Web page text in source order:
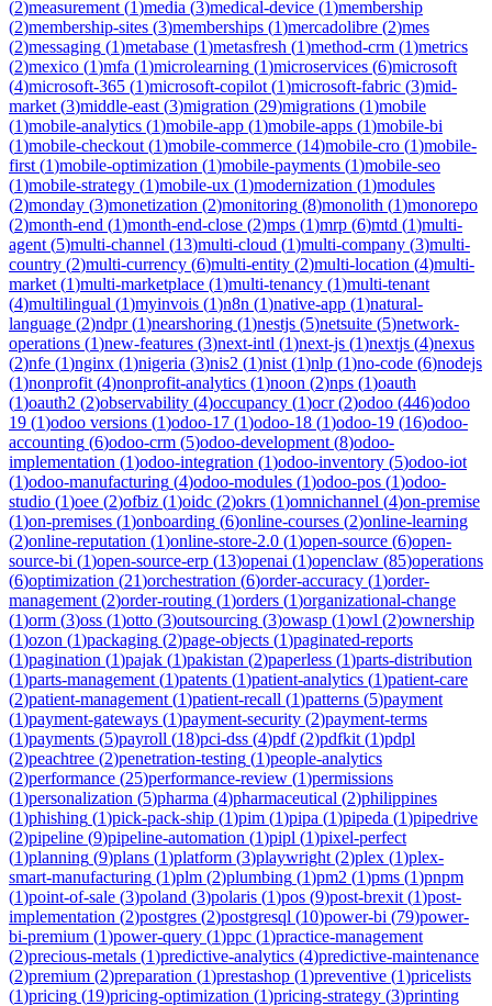
(2)measurement (1)media (3)medical-device (1)membership
(2)membership-sites (3)memberships (1)mercadolibre (2)mes
(2)messaging (1)metabase (1)metasfresh (1)method-crm (1)metrics
(2)mexico (1)mfa (1)microlearning (1)microservices (6)microsoft
(4)microsoft-365 (1)microsoft-copilot (1)microsoft-fabric (3)mid-
market (3)middle-east (3)migration (29)migrations (1)mobile
(1)mobile-analytics (1)mobile-app (1)mobile-apps (1)mobile-bi
(1)mobile-checkout (1)mobile-commerce (14)mobile-cro (1)mobile-
first (1)mobile-optimization (1)mobile-payments (1)mobile-seo
(1)mobile-strategy (1)mobile-ux (1)modernization (1)modules
(2)monday (3)monetization (2)monitoring (8)monolith (1)monorepo
(2)month-end (1)month-end-close (2)mps (1)mrp (6)mtd (1)multi-
agent (5)multi-channel (13)multi-cloud (1)multi-company (3)multi-
country (2)multi-currency (6)multi-entity (2)multi-location (4)multi-
market (1)multi-marketplace (1)multi-tenancy (1)multi-tenant
(4)multilingual (1)myinvois (1)n8n (1)native-app (1)natural-
language (2)ndpr(1)nearshoring (1)nestjs (5)netsuite (5)network-
operations (1)new-features (3)next-intl (1)next-js (1)nextjs (4)nexus
(2)nfe (1)nginx (1)nigeria (3)nis2 (1)nist (1)nlp (1)no-code (6)nodejs
(1)nonprofit (4)nonprofit-analytics (1)noon (2)nps (1)oauth
(1)oauth2 (2)observability (4)occupancy (1)ocr(2)odoo (446)odoo
19 (1)odoo versions (1)odoo-17 (1)odoo-18 (1)odoo-19 (16)odoo-
accounting (6)odoo-crm (5)odoo-development (8)odoo-
implementation (1)odoo-integration (1)odoo-inventory (5)odoo-iot
(1)odoo-manufacturing (4)odoo-modules (1)odoo-pos (1)odoo-
studio (1)oee (2)ofbiz (1)oidc (2)okrs (1)omnichannel (4)on-premise
(1)on-premises (1)onboarding (6)online-courses (2)online-learning
(2)online-reputation (1)online-store-2.0 (1)open-source (6)open-
source-bi (1)open-source-erp (13)openai (1)openclaw (85)operations
(6)optimization (21)orchestration (6)order-accuracy (1)order-
management (2)order-routing (1)orders (1)organizational-change
(1)orm (3)oss (1)otto (3)outsourcing (3)owasp (1)owl (2)ownership
(1)ozon (1)packaging (2)page-objects (1)paginated-reports
(1)pagination (1)pajak (1)pakistan (2)paperless (1)parts-distribution
(1)parts-management (1)patents (1)patient-analytics (1)patient-care
(2)patient-management (1)patient-recall (1)patterns (5)payment
(1)payment-gateways (1)payment-security (2)payment-terms
(1)payments (5)payroll (18)pci-dss (4)pdf(2)pdfkit (1)pdpl
(2)peachtree (2)penetration-testing (1)people-analytics
(2)performance (25)performance-review (1)permissions
(1)personalization (5)pharma (4)pharmaceutical (2)philippines
(1)phishing (1)pick-pack-ship (1)pim (1)pipa (1)pipeda (1)pipedrive
(2)pipeline (9)pipeline-automation (1)pipl (1)pixel-perfect
(1)planning (9)plans (1)platform (3)playwright (2)plex (1)plex-
smart-manufacturing (1)plm (2)plumbing (1)pm2 (1)pms (1)pnpm
(1)point-of-sale (3)poland (3)polaris (1)pos (9)post-brexit (1)post-
implementation (2)postgres (2)postgresql (10)power-bi (79)power-
bi-premium (1)power-query (1)ppc (1)practice-management
(2)precious-metals (1)predictive-analytics (4)predictive-maintenance
(2)premium (2)preparation (1)prestashop (1)preventive (1)pricelists
(1)pricing (19)pricing-optimization (1)pricing-strategy (3)printing